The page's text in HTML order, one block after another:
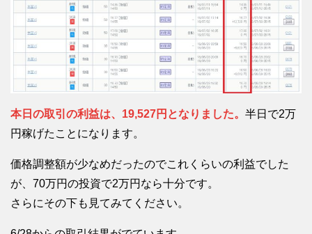
本日の取引の利益は、19,527円となりました。 半日で2万
円稼げたことになります。
価格調整額が少なめだったのでこれくらいの利益でした
が、70万円の投資で2万円なら十分です。
さらにその下も見てみてください。